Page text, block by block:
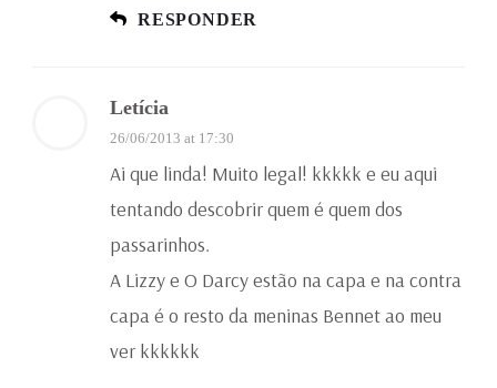
RESPONDER
Letícia
26/06/2013 at 17:30
Ai que linda! Muito legal! kkkkk e eu aqui
tentando descobrir quem é quem dos
passarinhos.
A Lizzy e O Darcy estão na capa e na contra
capa é o resto da meninas Bennet ao meu
ver kkkkkk